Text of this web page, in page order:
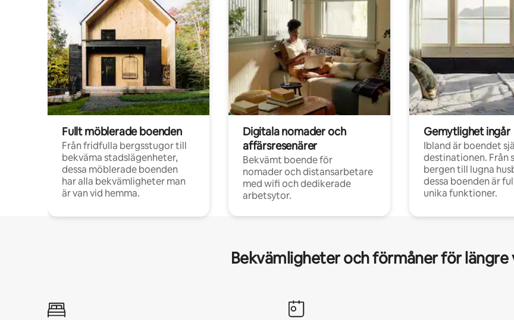
Fullt möblerade boenden
Från fridfulla bergsstugor till
bekväma stadslägenheter,
dessa möblerade boenden
har alla bekvämligheter man
är van vid hemma.
Digitala nomader och
affärsresenärer
Bekvämt boende för
nomader och distansarbetare
med wifi och dedikerade
arbetsytor.
Gemytlighet ingår
Ibland är boendet
destinationen. Från
bergen till lugna
dessa boenden är
unika funktioner.
Bekvämligheter och förmåner för längre